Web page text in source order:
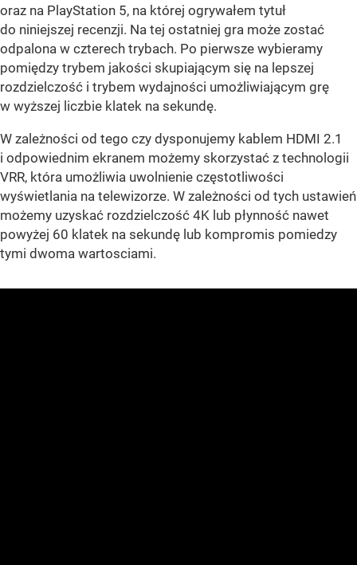
oraz na PlayStation 5, na której ogrywałem tytuł
do niniejszej recenzji. Na tej ostatniej gra może zostać
odpalona w czterech trybach. Po pierwsze wybieramy
pomiędzy trybem jakości skupiającym się na lepszej
rozdzielczość i trybem wydajności umożliwiającym grę
w wyższej liczbie klatek na sekundę.
W zależności od tego czy dysponujemy kablem HDMI 2.1
i odpowiednim ekranem możemy skorzystać z technologii
VRR, która umożliwia uwolnienie częstotliwości
wyświetlania na telewizorze. W zależności od tych ustawień
możemy uzyskać rozdzielczość 4K lub płynność nawet
powyżej 60 klatek na sekundę lub kompromis pomiedzy
tymi dwoma wartosciami.